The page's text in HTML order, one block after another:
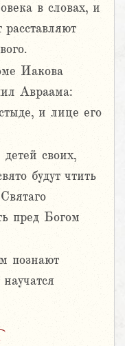
в словах, и
Иакова
Авраама:
и лице его
своих,
будут чтить
пред Богом
познают